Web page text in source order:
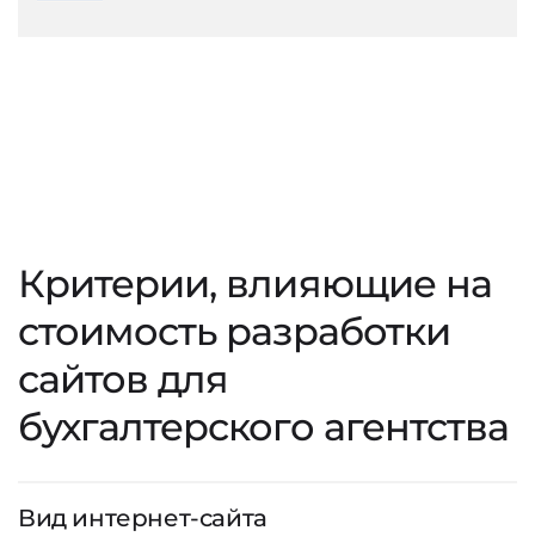
Критерии, влияющие на
стоимость разработки
сайтов для
бухгалтерского агентства
Вид интернет-сайта